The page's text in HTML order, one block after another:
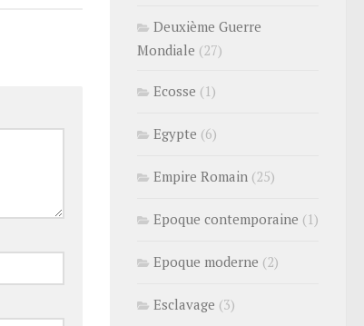
Deuxième Guerre
Mondiale (27)
Ecosse (1)
Egypte (6)
Empire Romain (25)
Epoque contemporaine (1)
Epoque moderne (2)
Esclavage (3)